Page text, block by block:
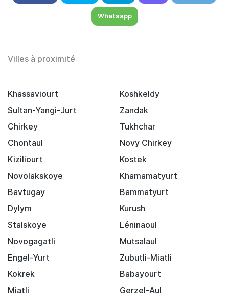
Whatsapp
Villes à proximité
Khassaviourt
Koshkeldy
Sultan-Yangi-Jurt
Zandak
Chirkey
Tukhchar
Chontaul
Novy Chirkey
Kiziliourt
Kostek
Novolakskoye
Khamamatyurt
Bavtugay
Bammatyurt
Dylym
Kurush
Stalskoye
Léninaoul
Novogagatli
Mutsalaul
Engel-Yurt
Zubutli-Miatli
Kokrek
Babayourt
Miatli
Gerzel-Aul